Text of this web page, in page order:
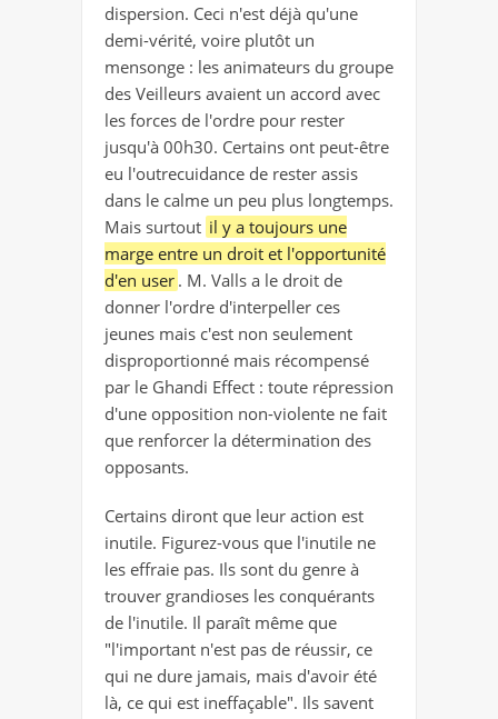
dispersion. Ceci n'est déjà qu'une
demi-vérité, voire plutôt un
mensonge : les animateurs du groupe
des Veilleurs avaient un accord avec
les forces de l'ordre pour rester
jusqu'à 00h30. Certains ont peut-être
eu l'outrecuidance de rester assis
dans le calme un peu plus longtemps.
Mais surtout il y a toujours une
marge entre un droit et l'opportunité
d'en user . M. Valls a le droit de
donner l'ordre d'interpeller ces
jeunes mais c'est non seulement
disproportionné mais récompensé
par le Ghandi Effect : toute répression
d'une opposition non-violente ne fait
que renforcer la détermination des
opposants.
Certains diront que leur action est
inutile. Figurez-vous que l'inutile ne
les effraie pas. Ils sont du genre à
trouver grandioses les conquérants
de l'inutile. Il paraît même que
"l'important n'est pas de réussir, ce
qui ne dure jamais, mais d'avoir été
là, ce qui est ineffaçable". Ils savent